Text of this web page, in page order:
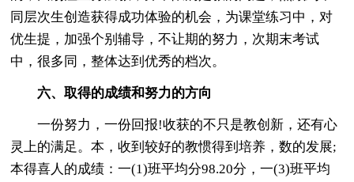
同层次生创造获得成功体验的机会，为课堂练习中，对
优生提，加强个别辅导，不让期的努力，次期末考试
中，很多同，整体达到优秀的档次。
六、取得的成绩和努力的方向
一份努力，一份回报!收获的不只是教创新，还有心
灵上的满足。本，收到较好的教惯得到培养，数的发展;
本得喜人的成绩：一(1)班平均分98.20分，一(3)班平均